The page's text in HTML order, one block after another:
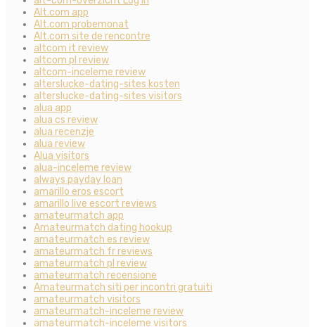
Alt.com app
Alt.com probemonat
Alt.com site de rencontre
altcom it review
altcom pl review
altcom-inceleme review
alterslucke-dating-sites kosten
alterslucke-dating-sites visitors
alua app
alua cs review
alua recenzje
alua review
Alua visitors
alua-inceleme review
always payday loan
amarillo eros escort
amarillo live escort reviews
amateurmatch app
Amateurmatch dating hookup
amateurmatch es review
amateurmatch fr reviews
amateurmatch pl review
amateurmatch recensione
Amateurmatch siti per incontri gratuiti
amateurmatch visitors
amateurmatch-inceleme review
amateurmatch-inceleme visitors